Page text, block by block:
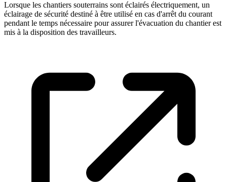
Lorsque les chantiers souterrains sont éclairés électriquement, un
éclairage de sécurité destiné à être utilisé en cas d'arrêt du courant
pendant le temps nécessaire pour assurer l'évacuation du chantier est
mis à la disposition des travailleurs.